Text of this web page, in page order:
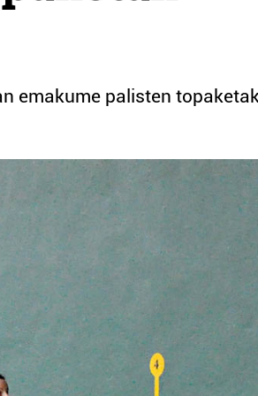
emakume palisten